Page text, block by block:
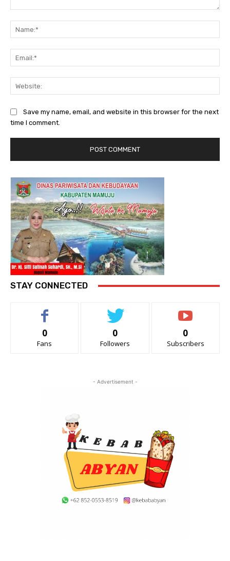
Save my name, email, and website in this browser for the next
time I comment.
STAY CONNECTED
0
Fans
0
Followers
0
Subscribers
- Advertisement -